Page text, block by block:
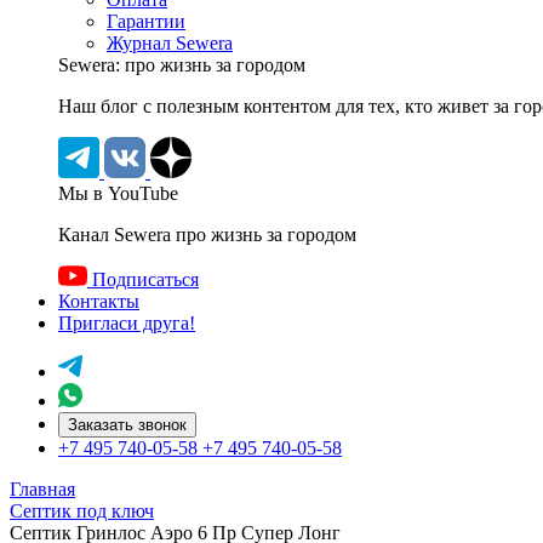
Гарантии
Журнал Sewera
Sewera: про жизнь за городом
Наш блог c полезным контентом для тех, кто живет за
Мы в YouTube
Канал Sewera про жизнь за городом
Подписаться
Контакты
Пригласи друга!
Заказать звонок
+7 495 740-05-58 +7 495 740-05-58
Главная
Септик под ключ
Септик Гринлос Аэро 6 Пр Супер Лонг